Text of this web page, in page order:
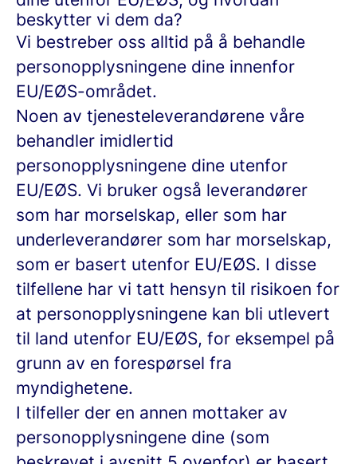
beskytter vi dem da?
Vi bestreber oss alltid på å behandle
personopplysningene dine innenfor
EU/EØS-området.
Noen av tjenesteleverandørene våre
behandler imidlertid
personopplysningene dine utenfor
EU/EØS. Vi bruker også leverandører
som har morselskap, eller som har
underleverandører som har morselskap,
som er basert utenfor EU/EØS. I disse
tilfellene har vi tatt hensyn til risikoen for
at personopplysningene kan bli utlevert
til land utenfor EU/EØS, for eksempel på
grunn av en forespørsel fra
myndighetene.
I tilfeller der en annen mottaker av
personopplysningene dine (som